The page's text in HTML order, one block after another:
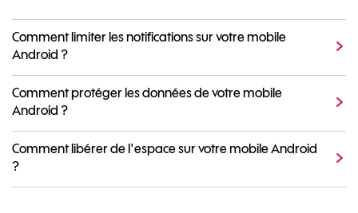
Comment limiter les notifications sur votre mobile
Android ?
Comment protéger les données de votre mobile
Android ?
Comment libérer de l'espace sur votre mobile Android
?